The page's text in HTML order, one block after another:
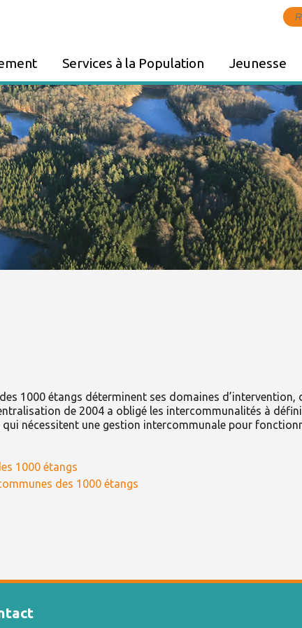
Services à la Population
Panneau Pocket
Tri et déchets
Assainissement
France Services
Maison de Santé à Melisey
Présence Verte
Eau potable
Paiement de vos Factures
Jeunesse
Petite Enfance
Périscolaire
Mission Locale
Éducation
1000 étangs déterminent ses domaines d’intervention,
de 2004 a obligé les intercommunalités à
nécessitent une gestion intercommunale pour
1000 étangs
des 1000 étangs